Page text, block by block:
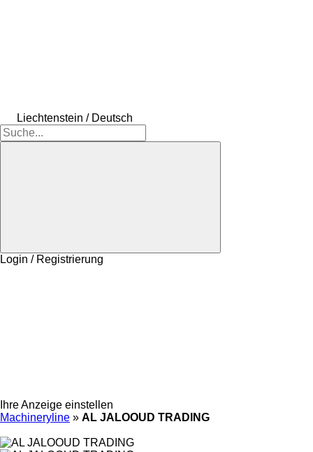
Liechtenstein / Deutsch
Login / Registrierung
Ihre Anzeige einstellen
Machineryline » AL JALOOUD TRADING